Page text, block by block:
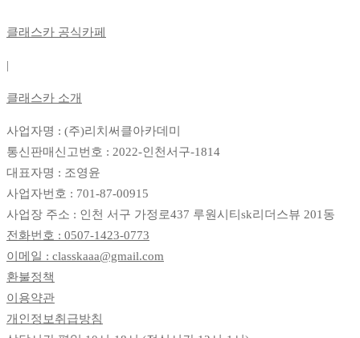
클래스카 공식카페
|
클래스카 소개
사업자명 : (주)리치써클아카데미
통신판매신고번호 : 2022-인천서구-1814
대표자명 : 조영윤
사업자번호 : 701-87-00915
사업장 주소 : 인천 서구 가정로437 루원시티sk리더스뷰 201동
전화번호 : 0507-1423-0773
이메일 : classkaaa@gmail.com
환불정책
이용약관
개인정보취급방침